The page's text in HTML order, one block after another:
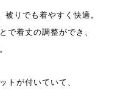
りでも着やすく快適。
で着丈の調整ができ、
トが付いていて、